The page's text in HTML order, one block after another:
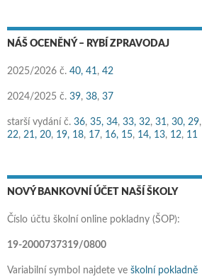
NÁŠ OCENĚNÝ – RYBÍ ZPRAVODAJ
2025/2026 č. 40, 41, 42
2024/2025 č. 39, 38, 37
starší vydání č. 36, 35, 34, 33, 32, 31, 30, 29,
22, 21, 20, 19, 18, 17, 16, 15, 14, 13, 12, 11
NOVÝ BANKOVNÍ ÚČET NAŠÍ ŠKOLY
Číslo účtu školní online pokladny (ŠOP):
19-2000737319/0800
Variabilní symbol najdete ve školní pokladně